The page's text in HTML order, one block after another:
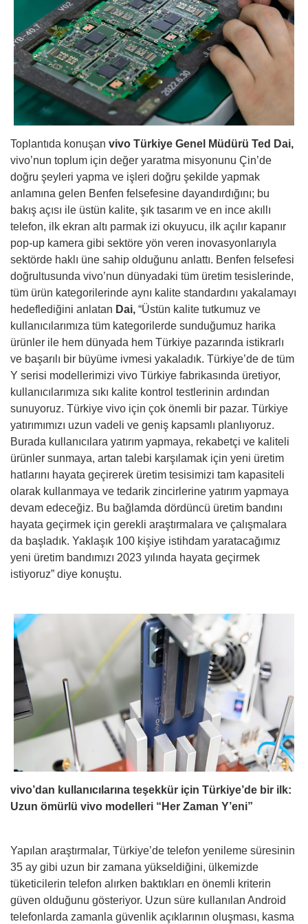
Toplantıda konuşan vivo Türkiye Genel Müdürü Ted Dai,
vivo’nun toplum için değer yaratma misyonunu Çin’de
doğru şeyleri yapma ve işleri doğru şekilde yapmak
anlamına gelen Benfen felsefesine dayandırdığını; bu
bakış açısı ile üstün kalite, şık tasarım ve en ince akıllı
telefon, ilk ekran altı parmak izi okuyucu, ilk açılır kapanır
pop-up kamera gibi sektöre yön veren inovasyonlarıyla
sektörde haklı üne sahip olduğunu anlattı. Benfen felsefesi
doğrultusunda vivo’nun dünyadaki tüm üretim tesislerinde,
tüm ürün kategorilerinde aynı kalite standardını yakalamayı
hedeflediğini anlatan Dai, “Üstün kalite tutkumuz ve
kullanıcılarımıza tüm kategorilerde sunduğumuz harika
ürünler ile hem dünyada hem Türkiye pazarında istikrarlı
ve başarılı bir büyüme ivmesi yakaladık. Türkiye’de de tüm
Y serisi modellerimizi vivo Türkiye fabrikasında üretiyor,
kullanıcılarımıza sıkı kalite kontrol testlerinin ardından
sunuyoruz. Türkiye vivo için çok önemli bir pazar. Türkiye
yatırımımızı uzun vadeli ve geniş kapsamlı planlıyoruz.
Burada kullanıcılara yatırım yapmaya, rekabetçi ve kaliteli
ürünler sunmaya, artan talebi karşılamak için yeni üretim
hatlarını hayata geçirerek üretim tesisimizi tam kapasiteli
olarak kullanmaya ve tedarik zincirlerine yatırım yapmaya
devam edeceğiz. Bu bağlamda dördüncü üretim bandını
hayata geçirmek için gerekli araştırmalara ve çalışmalara
da başladık. Yaklaşık 100 kişiye istihdam yaratacağımız
yeni üretim bandımızı 2023 yılında hayata geçirmek
istiyoruz” diye konuştu.
vivo’dan kullanıcılarına teşekkür için Türkiye’de bir ilk:
Uzun ömürlü vivo modelleri “Her Zaman Y’eni”
Yapılan araştırmalar, Türkiye’de telefon yenileme süresinin
35 ay gibi uzun bir zamana yükseldiğini, ülkemizde
tüketicilerin telefon alırken baktıkları en önemli kriterin
güven olduğunu gösteriyor. Uzun süre kullanılan Android
telefonlarda zamanla güvenlik açıklarının oluşması, kasma